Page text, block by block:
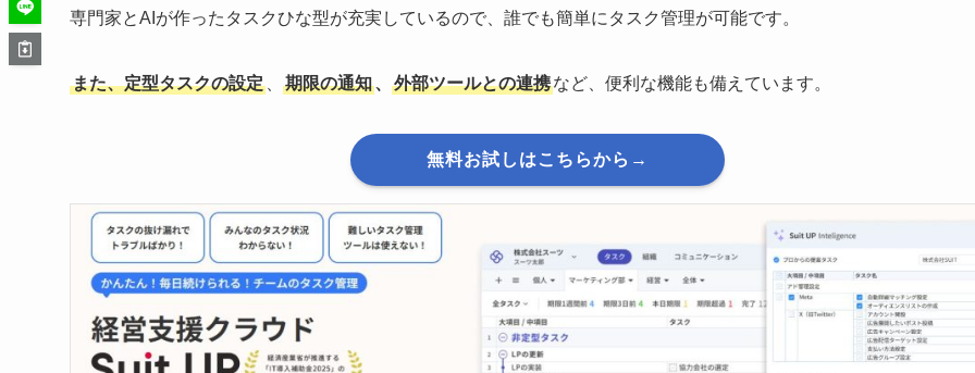
専門家とAIが作ったタスクひな型が充実しているので、誰でも簡単にタスク管理が可能です。
また、定型タスクの設定 期限の通知、 外部ツールとの連携など、便利な機能も備えています。
無料お試しはこちらから→